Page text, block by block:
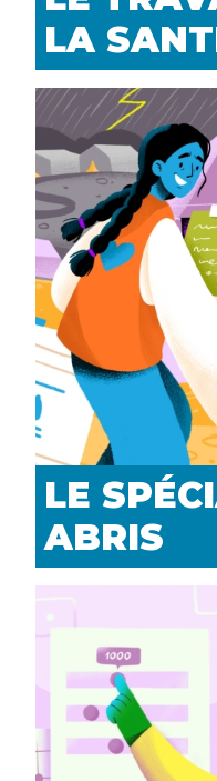
LA
LE
ABRIS